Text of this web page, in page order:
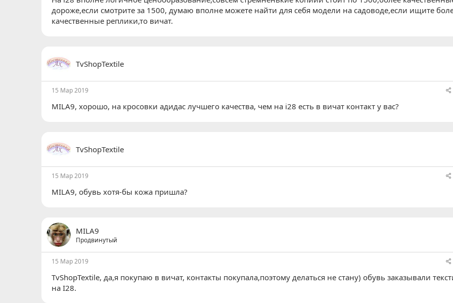
дороже,если смотрите за 1500, думаю вполне можете найти для себя модели на садоводе,если ищите
качественные реплики,то вичат.
TvShopTextile
15 Мар 2019
MILA9, хорошо, на кросовки адидас лучшего качества, чем на i28 есть в вичат контакт у вас?
TvShopTextile
15 Мар 2019
MILA9, обувь хотя-бы кожа пришла?
MILA9
Продвинутый
15 Мар 2019
TvShopTextile, да,я покупаю в вичат, контакты покупала,поэтому делаться не стану) обувь заказывали
на I28.